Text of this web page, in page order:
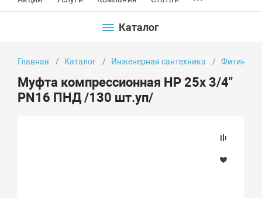
Каталог
Главная Каталог Инженерная сантехника Фитинги
Муфта компрессионная НР 25x 3/4"
PN16 ПНД /130 шт.уп/